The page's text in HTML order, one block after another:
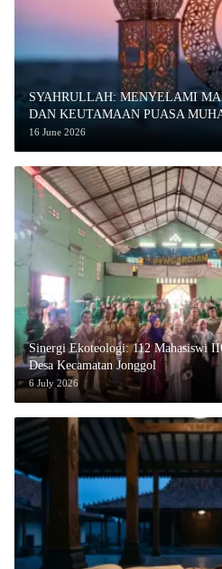
SYAHRULLAH: MENYELAMI
DAN KEUTAMAAN PUASA
16 June 2026
‎Sinergi Ekoteologi: 112 Mahasiswi
Desa Kecamatan Jonggol
6 July 2026